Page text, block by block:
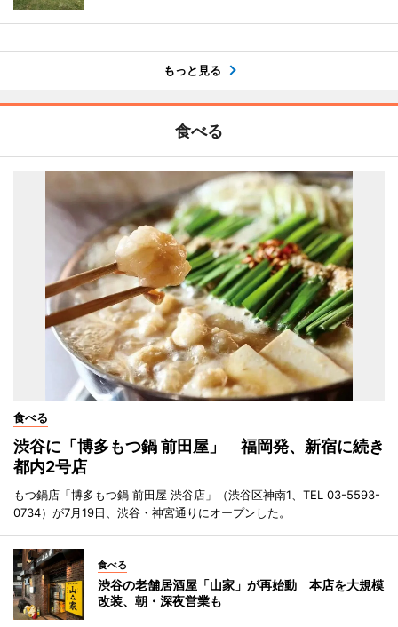
もっと見る
食べる
食べる
渋谷に「博多もつ鍋 前田屋」 福岡発、新宿に続き
都内2号店
もつ鍋店「博多もつ鍋 前田屋 渋谷店」（渋谷区神南1、TEL 03-5593-
0734）が7月19日、渋谷・神宮通りにオープンした。
食べる
渋谷の老舗居酒屋「山家」が再始動 本店を大規模
改装、朝・深夜営業も